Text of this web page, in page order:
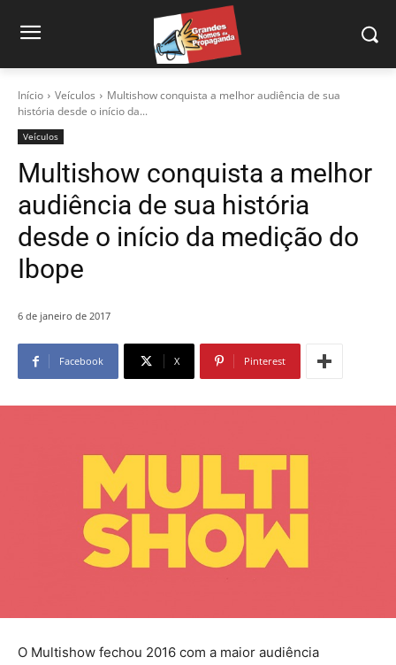
Início Veículos
Multishow conquista a melhor audiência de sua
história desde o início da...
Veículos
Multishow conquista a melhor
audiência de sua história
desde o início da medição do
Ibope
6 de janeiro de 2017
Facebook X Pinterest
O Multishow fechou 2016 com a maior audiência